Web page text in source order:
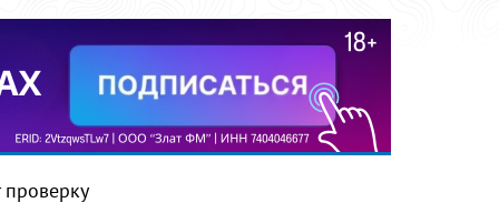
проверку